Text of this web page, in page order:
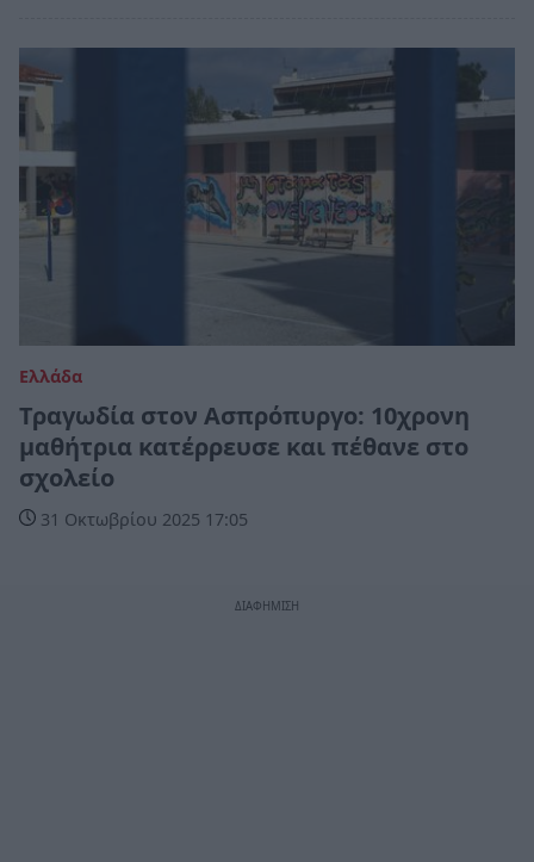
Ελλάδα
Τραγωδία στον Ασπρόπυργο: 10χρονη
μαθήτρια κατέρρευσε και πέθανε στο
σχολείο
31 Οκτωβρίου 2025 17:05